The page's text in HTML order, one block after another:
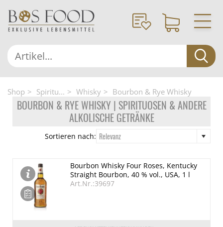
Shop Spiritu... Whisky Bourbon & Rye Whisky
BOURBON & RYE WHISKY | SPIRITUOSEN & ANDERE
ALKOLISCHE GETRÄNKE
Sortieren nach: Relevanz
Bourbon Whisky Four Roses, Kentucky
Straight Bourbon, 40 % vol., USA, 1 l
Art.Nr.:39697